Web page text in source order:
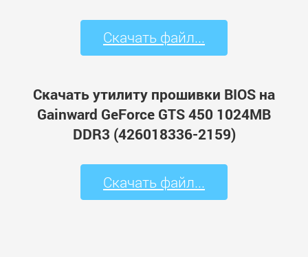
Скачать файл...
Скачать утилиту прошивки BIOS на
Gainward GeForce GTS 450 1024MB
DDR3 (426018336-2159)
Скачать файл...